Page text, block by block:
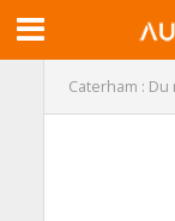
Caterham :